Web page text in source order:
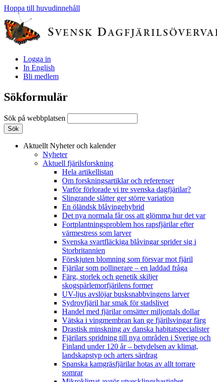
Hoppa till huvudinnehåll
Logga in
In English
Bli medlem
Sökformulär
Sök på webbplatsen
Aktuellt Nyheter och kalender
Nyheter
Aktuell fjärilsforskning
Hela artikellistan
Om forskningsartiklar och referenser
Varför förlorade vi tre svenska dagfjärilar?
Slingrande slåtter ger större variation
En öländsk blåvingehybrid
Det nya normala får oss att glömma hur det var
Fortplantningsproblem hos rapsfjärilar efter
värmestress som larver
Svenska svartfläckiga blåvingar sprider sig i
Storbritannien
Förskjuten blomning som försvar mot fjäril
Fjärilar som pollinerare – en laddad fråga
Färg, storlek och genetik skiljer
skogspärlemorfjärilens former
UV-ljus avslöjar busksnabbvingens larver
Sydrovfjäril har smak för stadslivet
Handel med fjärilar omsätter miljontals dollar
Vätska i vingmembran kan ge fjärilsvingar färg
Drastisk minskning av danska habitatspecialister
Fjärilars spridning till nya områden i Sverige och
Finland under 120 år– betydelsen av klimat,
landskapstyp och arters särdrag
Spanska kamgräsfjärilar hotas av allt torrare
somrar